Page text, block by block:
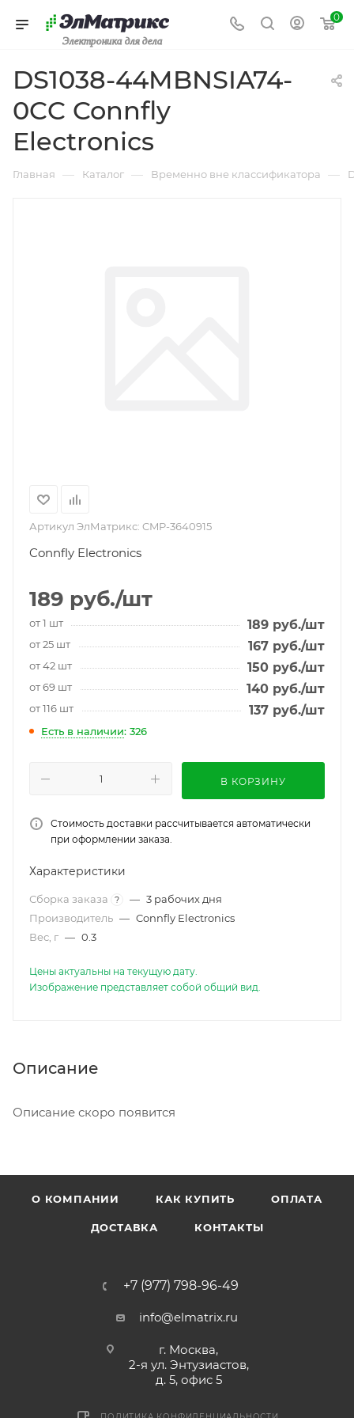
Электроника для дела
0
DS1038-44MBNSIA74-
0CC Connfly
Electronics
Главная — Каталог — Временно вне классификатора —
Артикул ЭлМатрикс: CMP-3640915
Connfly Electronics
189 руб./шт
от 1 шт 189 руб./шт
от 25 шт 167 руб./шт
от 42 шт 150 руб./шт
от 69 шт 140 руб./шт
от 116 шт 137 руб./шт
Есть в наличии: 326
В КОРЗИНУ
Стоимость доставки рассчитывается автоматически
при оформлении заказа.
Характеристики
Сборка заказа ? — 3 рабочих дня
Производитель — Connfly Electronics
Вес, г — 0.3
Цены актуальны на текущую дату.
Изображение представляет собой общий вид.
Описание
Описание скоро появится
О КОМПАНИИ КАК КУПИТЬ ОПЛАТА
ДОСТАВКА КОНТАКТЫ
+7 (977) 798-96-49
info@elmatrix.ru
г. Москва,
2-я ул. Энтузиастов,
д. 5, офис 5